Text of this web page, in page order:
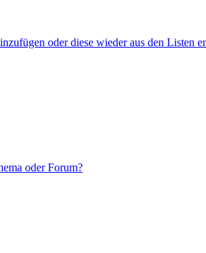
oder diese wieder aus den Listen
oder Forum?